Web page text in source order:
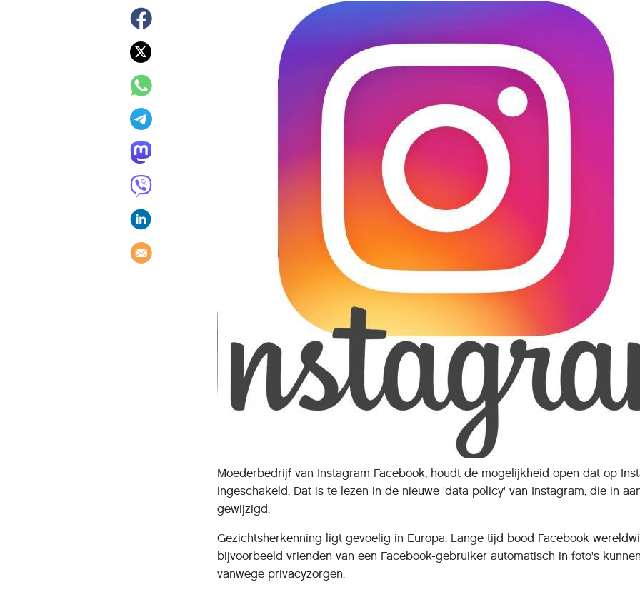
Moederbedrijf van Instagram Facebook, houdt de mogelijkheid open dat op
ingeschakeld. Dat is te lezen in de nieuwe 'data policy' van Instagram, die in
gewijzigd.
Gezichtsherkenning ligt gevoelig in Europa. Lange tijd bood Facebook
bijvoorbeeld vrienden van een Facebook-gebruiker automatisch in foto's
vanwege privacyzorgen.